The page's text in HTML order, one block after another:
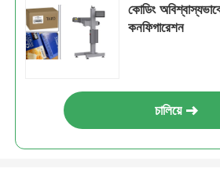
কোডিং
কনফিগারেশন
চালিয়ে